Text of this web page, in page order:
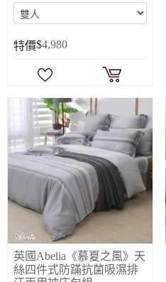
特價$4,980
英國Abelia《慕夏之風》天
絲四件式防蹣抗菌吸濕排